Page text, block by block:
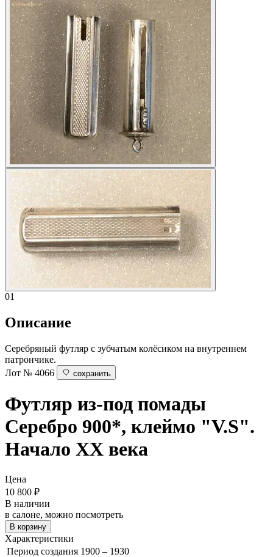
01
Описание
Серебряный футляр с зубчатым колёсиком на внутреннем
патрончике.
Лот № 4066
сохранить
Футляр из-под помады
Серебро 900*, клеймо "V.S".
Начало ХХ века
Цена
10 800 ₽
В наличии
в салоне, можно посмотреть
В корзину
Характеристики
Период создания 1900 – 1930